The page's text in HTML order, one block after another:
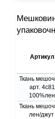
Артикул
Ткань
арт. 4с81
100%лен
Ткань
лен/джут